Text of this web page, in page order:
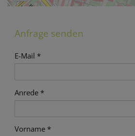
Anfrage senden
E-Mail
Anrede
Vorname